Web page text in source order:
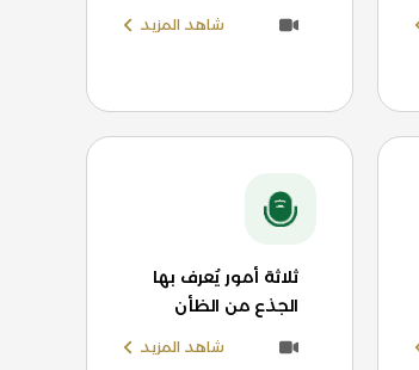
شاهد المزيد
ثلاثة أمور يُعرف بها
الجذع من الظأن
شاهد المزيد